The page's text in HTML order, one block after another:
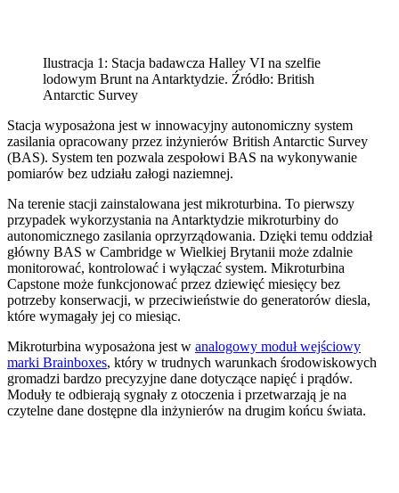
Ilustracja 1: Stacja badawcza Halley VI na szelfie
lodowym Brunt na Antarktydzie. Źródło: British
Antarctic Survey
Stacja wyposażona jest w innowacyjny autonomiczny system
zasilania opracowany przez inżynierów British Antarctic Survey
(BAS). System ten pozwala zespołowi BAS na wykonywanie
pomiarów bez udziału załogi naziemnej.
Na terenie stacji zainstalowana jest mikroturbina. To pierwszy
przypadek wykorzystania na Antarktydzie mikroturbiny do
autonomicznego zasilania oprzyrządowania. Dzięki temu oddział
główny BAS w Cambridge w Wielkiej Brytanii może zdalnie
monitorować, kontrolować i wyłączać system. Mikroturbina
Capstone może funkcjonować przez dziewięć miesięcy bez
potrzeby konserwacji, w przeciwieństwie do generatorów diesla,
które wymagały jej co miesiąc.
Mikroturbina wyposażona jest w analogowy moduł wejściowy
marki Brainboxes, który w trudnych warunkach środowiskowych
gromadzi bardzo precyzyjne dane dotyczące napięć i prądów.
Moduły te odbierają sygnały z otoczenia i przetwarzają je na
czytelne dane dostępne dla inżynierów na drugim końcu świata.